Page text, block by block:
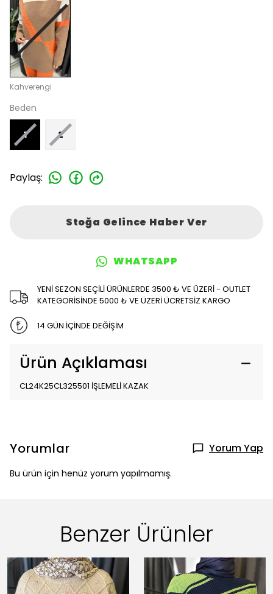
Kahverengi
Beden
1 2
Paylaş:
Stoğa Gelince Haber Ver
WHATSAPP
YENİ SEZON SEÇİLİ ÜRÜNLERDE 3500 ₺ VE ÜZERİ - OUTLET
KATEGORİSİNDE 5000 ₺ VE ÜZERİ ÜCRETSİZ KARGO
14 GÜN İÇİNDE DEĞİŞİM
Ürün Açıklaması
CL24K25CL325501 İŞLEMELİ KAZAK
Yorumlar Yorum Yap
Bu ürün için henüz yorum yapılmamış.
Benzer Ürünler